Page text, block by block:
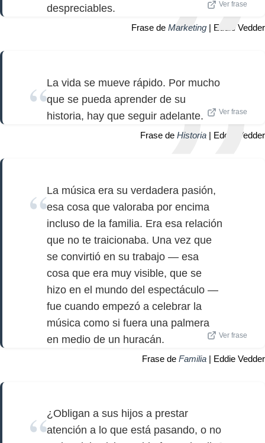
despreciables.
Ver frase
Frase de Marketing | Eddie Vedder
La vida se mueve rápido. Por mucho
que se pueda aprender de su
historia, hay que seguir adelante.
Ver frase
Frase de Historia | Eddie Vedder
La música era su verdadera pasión,
esa cosa que valoraba por encima
incluso de la familia. Era esa relación
que no te traicionaba. Una vez que
se convirtió en su trabajo — esa
cosa que era muy visible, que se
hizo en el mundo del espectáculo —
fue cuando empezó a celebrar la
música como si fuera una palmera
en medio de un huracán.
Ver frase
Frase de Familia | Eddie Vedder
¿Obligan a sus hijos a prestar
atención a lo que está pasando, o no